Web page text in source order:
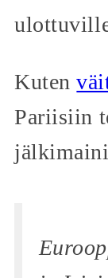
Kuten
Pariisiin